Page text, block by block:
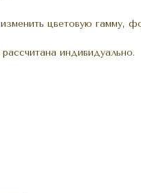
цветовую гамму,
индивидуально.